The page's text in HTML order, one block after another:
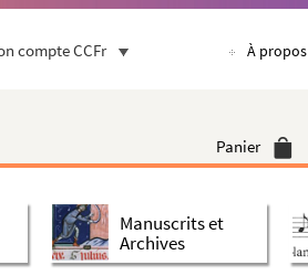
compte CCFr À propos
Panier
Manuscrits et
Archives